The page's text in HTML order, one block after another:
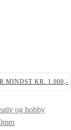
MINDST KR. 1.000,-
og hobby